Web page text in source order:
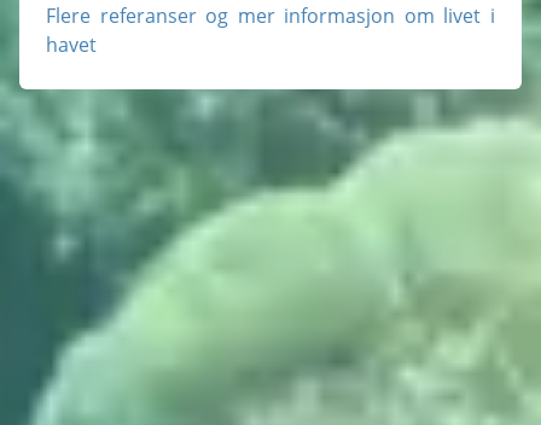
Flere referanser og mer informasjon om livet i
havet